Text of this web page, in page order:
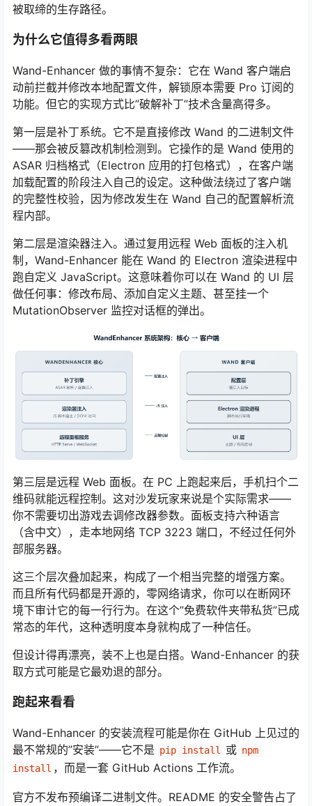
被取缔的生存路径。
为什么它值得多看两眼
Wand-Enhancer 做的事情不复杂：它在 Wand 客户端启
动前拦截并修改本地配置文件，解锁原本需要 Pro 订阅的
功能。但它的实现方式比”破解补丁”技术含量高得多。
第一层是补丁系统。它不是直接修改 Wand 的二进制文件
——那会被反篡改机制检测到。它操作的是 Wand 使用的
ASAR 归档格式（Electron 应用的打包格式），在客户端
加载配置的阶段注入自己的设定。这种做法绕过了客户端
的完整性校验，因为修改发生在 Wand 自己的配置解析流
程内部。
第二层是渲染器注入。通过复用远程 Web 面板的注入机
制，Wand-Enhancer 能在 Wand 的 Electron 渲染进程中
跑自定义 JavaScript。这意味着你可以在 Wand 的 UI 层
做任何事：修改布局、添加自定义主题、甚至挂一个
MutationObserver 监控对话框的弹出。
第三层是远程 Web 面板。在 PC 上跑起来后，手机扫个二
维码就能远程控制。这对沙发玩家来说是个实际需求——
你不需要切出游戏去调修改器参数。面板支持六种语言
（含中文），走本地网络 TCP 3223 端口，不经过任何外
部服务器。
这三个层次叠加起来，构成了一个相当完整的增强方案。
而且所有代码都是开源的，零网络请求，你可以在断网环
境下审计它的每一行行为。在这个”免费软件夹带私货”已成
常态的年代，这种透明度本身就构成了一种信任。
但设计得再漂亮，装不上也是白搭。Wand-Enhancer 的获
取方式可能是它最劝退的部分。
跑起来看看
Wand-Enhancer 的安装流程可能是你在 GitHub 上见过的
最不常规的”安装”——它不是 pip install 或 npm
install ，而是一套 GitHub Actions 工作流。
官方不发布预编译二进制文件。README 的安全警告占了